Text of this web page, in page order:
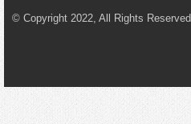
© Copyright 2022, All Rights Reserved